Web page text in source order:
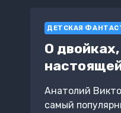
ДЕТСКАЯ
О
Анатолий
самый